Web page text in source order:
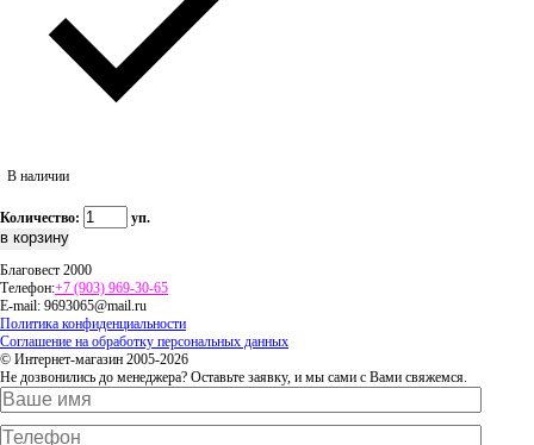
В наличии
Количество: уп.
Благовест 2000
Телефон:+7 (903) 969-30-65
E-mail: 9693065@mail.ru
Политика конфиденциальности
Соглашение на обработку персональных данных
© Интернет-магазин 2005-2026
Не дозвонились до менеджера? Оставьте заявку, и мы сами с Вами свяжемся.